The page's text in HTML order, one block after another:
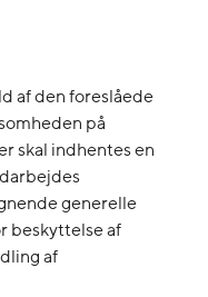
af den foreslåede
på
skal indhentes en
generelle
beskyttelse af
af